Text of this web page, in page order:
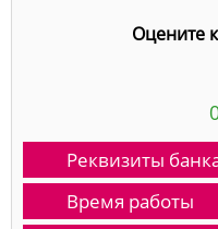
Оцените
Реквизиты
Время работы